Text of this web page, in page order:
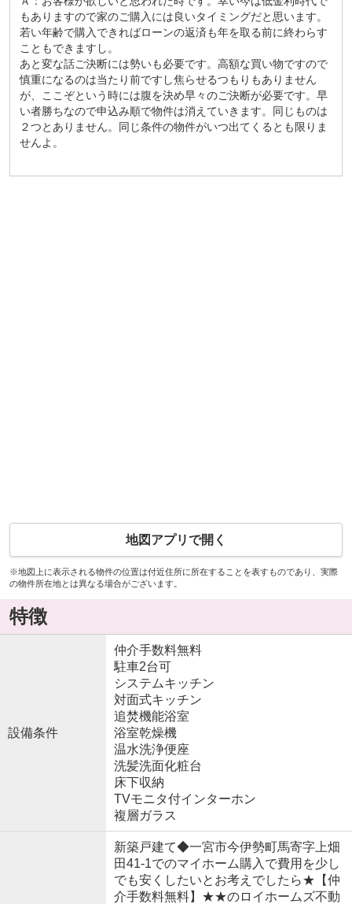
もありますので家のご購入には良いタイミングだと思います。
若い年齢で購入できればローンの返済も年を取る前に終わらす
こともできますし。
あと変な話ご決断には勢いも必要です。高額な買い物ですので
慎重になるのは当たり前ですし焦らせるつもりもありません
が、ここぞという時には腹を決め早々のご決断が必要です。早
い者勝ちなので申込み順で物件は消えていきます。同じものは
２つとありません。同じ条件の物件がいつ出てくるとも限りま
せんよ。
地図アプリで開く
※地図上に表示される物件の位置は付近住所に所在することを表すものであり、実際
の物件所在地とは異なる場合がございます。
特徴
設備条件
仲介手数料無料
駐車2台可
システムキッチン
対面式キッチン
追焚機能浴室
浴室乾燥機
温水洗浄便座
洗髪洗面化粧台
床下収納
TVモニタ付インターホン
複層ガラス
新築戸建て◆一宮市今伊勢町馬寄字上畑
田41-1でのマイホーム購入で費用を少し
でも安くしたいとお考えでしたら★【仲
介手数料無料】★★のロイホームズ不動